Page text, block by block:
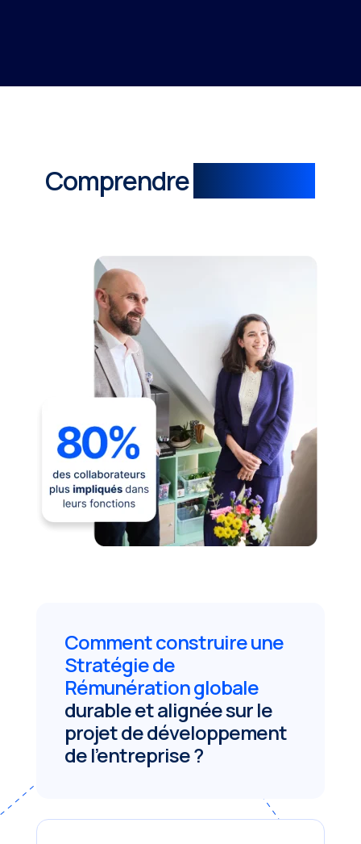
Comprendre
Comment construire une
Stratégie de
Rémunération globale
durable et alignée sur le
projet de développement
de l’entreprise ?